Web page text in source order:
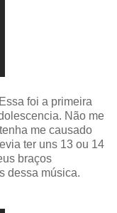
foi a primeira
Não me
me causado
ter uns 13 ou 14
braços
dessa música.